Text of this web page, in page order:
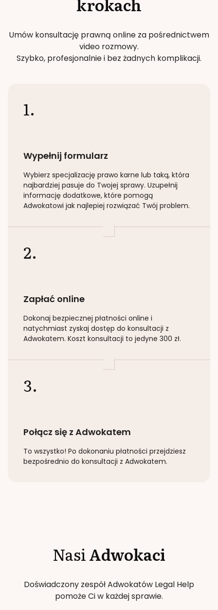
Umów konsultację prawną online za pośrednictwem
video rozmowy.
Szybko, profesjonalnie i bez żadnych komplikacji.
1.
Wypełnij formularz
Wybierz specjalizację prawo karne lub taką, która
najbardziej pasuje do Twojej sprawy. Uzupełnij
informację dodatkowe, które pomogą
Adwokatowi jak najlepiej rozwiązać Twój problem.
2.
Zapłać online
Dokonaj bezpiecznej płatności online i
natychmiast zyskaj dostęp do konsultacji z
Adwokatem. Koszt konsultacji to jedyne 300 zł.
3.
Połącz się z Adwokatem
To wszystko! Po dokonaniu płatności przejdziesz
bezpośrednio do konsultacji z Adwokatem.
NasiAdwokaci
Doświadczony zespół Adwokatów Legal Help
pomoże Ci w każdej sprawie.